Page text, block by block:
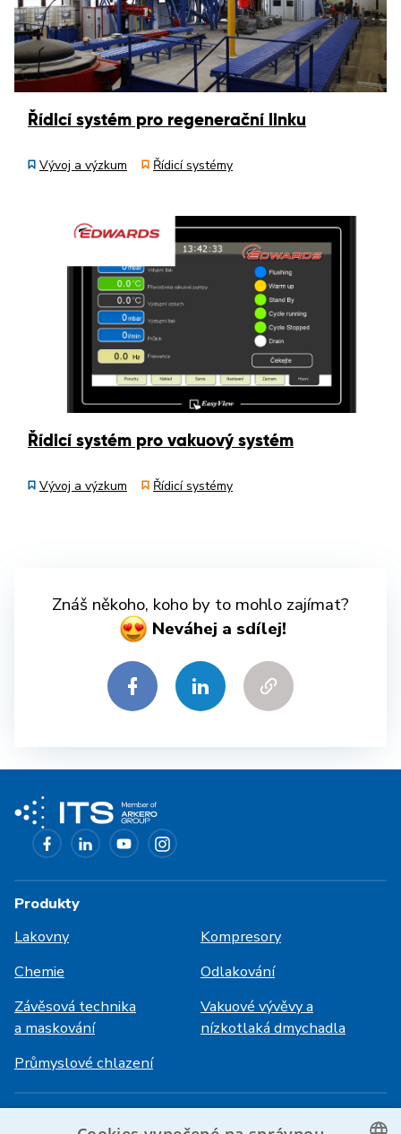
Řídicí systém pro regenerační linku
Vývoj a výzkum Řídicí systémy
Řídicí systém pro vakuový systém
Vývoj a výzkum Řídicí systémy
Znáš někoho, koho by to mohlo zajímat?
Neváhej a sdílej!
Produkty
Lakovny
Kompresory
Chemie
Odlakování
Závěsová technika
a maskování
Vakuové vývěvy a
nízkotlaká dmychadla
Průmyslové chlazení